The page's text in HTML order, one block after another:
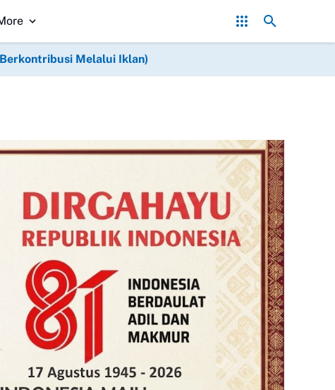
Bergerak! Pembelian Timah Terhenti, Ekonomi Masyarakat
Melalui Iklan)